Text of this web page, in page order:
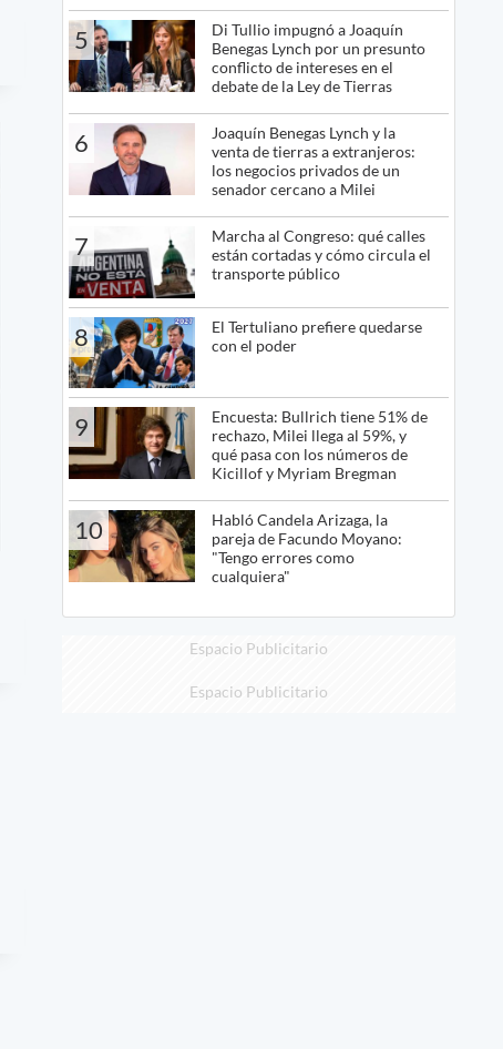
5
Di Tullio impugnó a Joaquín
Benegas Lynch por un presunto
conflicto de intereses en el
debate de la Ley de Tierras
6
Joaquín Benegas Lynch y la
venta de tierras a extranjeros:
los negocios privados de un
senador cercano a Milei
7
Marcha al Congreso: qué calles
están cortadas y cómo circula el
transporte público
8
El Tertuliano prefiere quedarse
con el poder
9
Encuesta: Bullrich tiene 51% de
rechazo, Milei llega al 59%, y
qué pasa con los números de
Kicillof y Myriam Bregman
10
Habló Candela Arizaga, la
pareja de Facundo Moyano:
"Tengo errores como
cualquiera"
Espacio Publicitario
Espacio Publicitario